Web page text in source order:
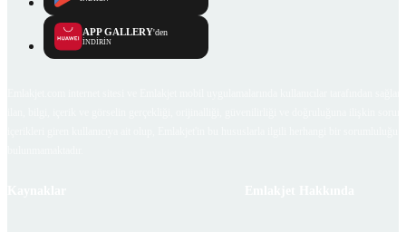
APP GALLERY'den
İNDİRİN